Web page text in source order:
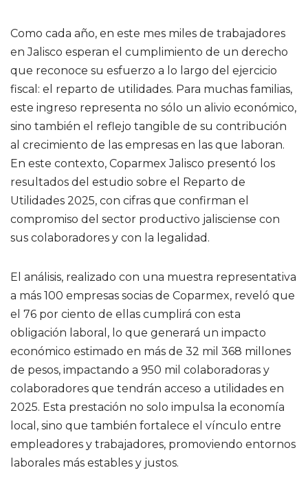
Como cada año, en este mes miles de trabajadores
en Jalisco esperan el cumplimiento de un derecho
que reconoce su esfuerzo a lo largo del ejercicio
fiscal: el reparto de utilidades. Para muchas familias,
este ingreso representa no sólo un alivio económico,
sino también el reflejo tangible de su contribución
al crecimiento de las empresas en las que laboran.
En este contexto, Coparmex Jalisco presentó los
resultados del estudio sobre el Reparto de
Utilidades 2025, con cifras que confirman el
compromiso del sector productivo jalisciense con
sus colaboradores y con la legalidad.
El análisis, realizado con una muestra representativa
a más 100 empresas socias de Coparmex, reveló que
el 76 por ciento de ellas cumplirá con esta
obligación laboral, lo que generará un impacto
económico estimado en más de 32 mil 368 millones
de pesos, impactando a 950 mil colaboradoras y
colaboradores que tendrán acceso a utilidades en
2025. Esta prestación no solo impulsa la economía
local, sino que también fortalece el vínculo entre
empleadores y trabajadores, promoviendo entornos
laborales más estables y justos.